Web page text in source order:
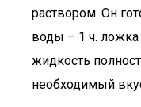
раствором. Он
воды – 1 ч. ложка
жидкость
необходимый